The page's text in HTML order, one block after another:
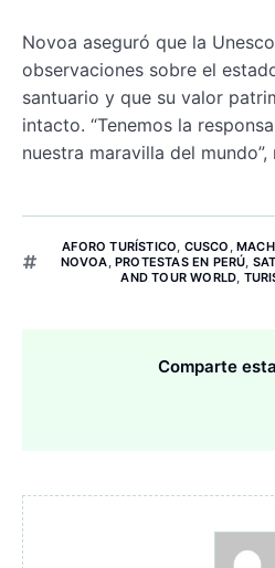
Novoa aseguró que la
observaciones sobre el
santuario y que su valor
intacto. “Tenemos la
nuestra maravilla del mundo”,
AFORO TURÍSTICO, CUSCO ,
NOVOA, PROTESTAS EN PERÚ,
AND TOUR WORLD,
Comparte